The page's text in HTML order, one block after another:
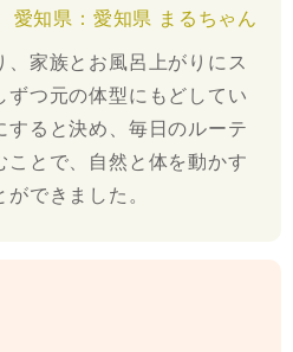
愛知県：愛知県 まるちゃん
家族とお風呂上がりにス
ずつ元の体型にもどしてい
すると決め、毎日のルーテ
ことで、自然と体を動かす
できました。